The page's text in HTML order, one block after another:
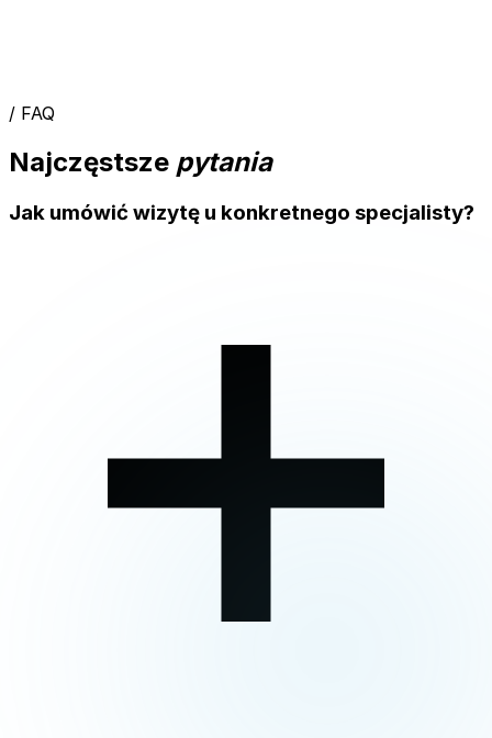
/ FAQ
Najczęstsze pytania
Jak umówić wizytę u konkretnego specjalisty?